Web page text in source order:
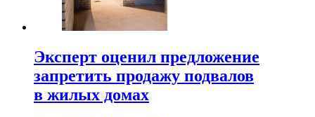
Эксперт оценил предложение
запретить продажу подвалов
в жилых домах